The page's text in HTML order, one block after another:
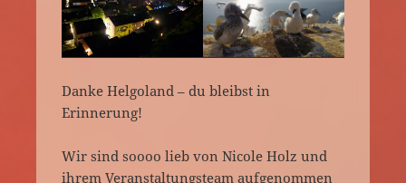
Danke Helgoland – du bleibst in
Erinnerung!
Wir sind soooo lieb von Nicole Holz und
ihrem Veranstaltungsteam aufgenommen